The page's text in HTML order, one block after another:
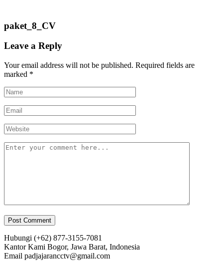
paket_8_CV
Leave a Reply
Your email address will not be published. Required fields are
marked *
Hubungi (+62) 877-3155-7081
Kantor Kami Bogor, Jawa Barat, Indonesia
Email padjajarancctv@gmail.com